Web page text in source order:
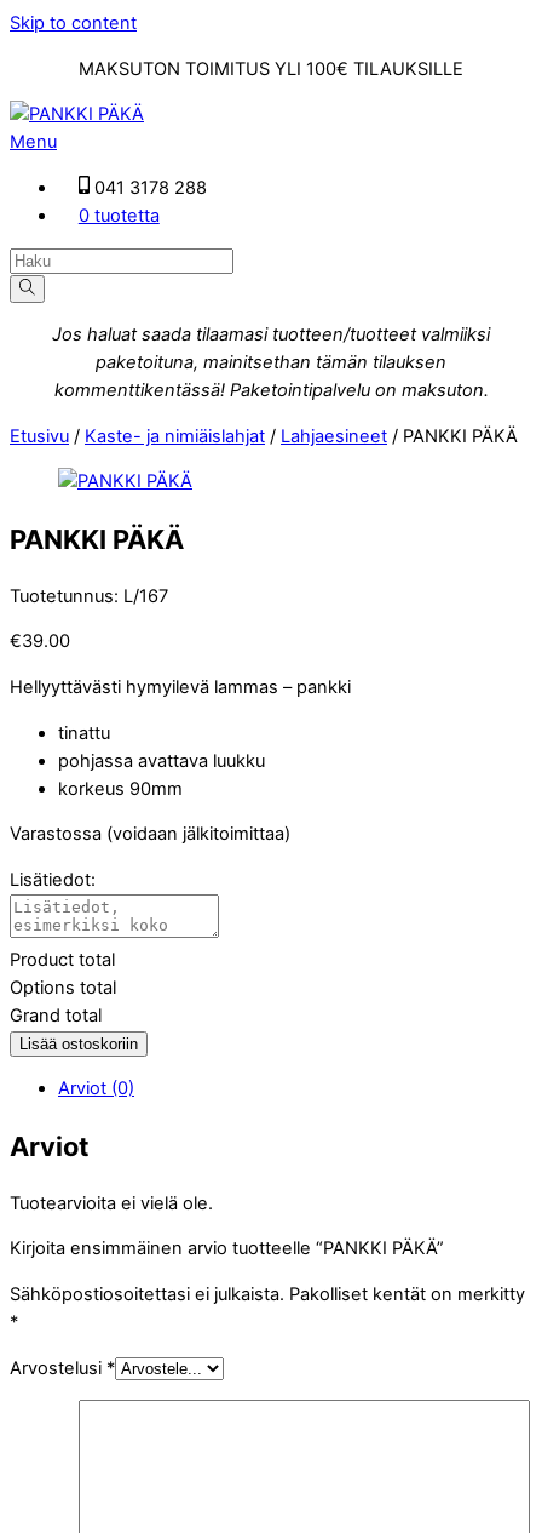
Skip to content
MAKSUTON TOIMITUS YLI 100€ TILAUKSILLE
Menu
041 3178 288
0 tuotetta
Jos haluat saada tilaamasi tuotteen/tuotteet valmiiksi
paketoituna, mainitsethan tämän tilauksen
kommenttikentässä! Paketointipalvelu on maksuton.
Etusivu / Kaste- ja nimiäislahjat / Lahjaesineet / PANKKI PÄKÄ
PANKKI PÄKÄ
Tuotetunnus: L/167
€39.00
Hellyyttävästi hymyilevä lammas – pankki
tinattu
pohjassa avattava luukku
korkeus 90mm
Varastossa (voidaan jälkitoimittaa)
Lisätiedot:
Product total
Options total
Grand total
Lisää ostoskoriin
Arviot (0)
Arviot
Tuotearvioita ei vielä ole.
Kirjoita ensimmäinen arvio tuotteelle “PANKKI PÄKÄ”
Sähköpostiosoitettasi ei julkaista. Pakolliset kentät on merkitty
*
Arvostelusi *